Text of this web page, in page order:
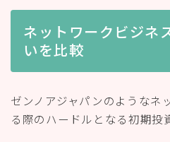
ネットワークビジネ
いを比較
ゼンノアジャパンのようなネ
る際のハードルとなる初期投